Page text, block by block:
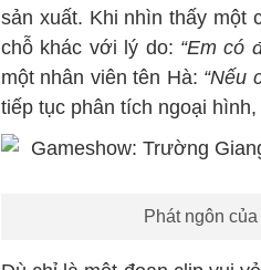
sản xuất. Khi nhìn thấy một
chỗ khác với lý do: “Em có
một nhân viên tên Hà: “Nếu
tiếp tục phân tích ngoại
Phát ngôn